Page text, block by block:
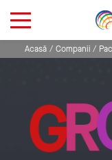
Acasă Companii
GR